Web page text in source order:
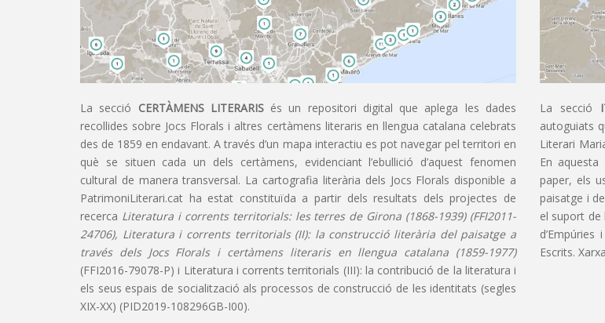
La secció CERTÀMENS LITERARISés un repositori digital que aplega les dades
recollides sobre Jocs Florals i altres certàmens literaris en llengua catalana celebrats
des de 1859 en endavant. A través d’un mapa interactiu es pot navegar pel territori en
què se situen cada un dels certàmens, evidenciant l’ebullició d’aquest fenomen
cultural de manera transversal. La cartografia literària dels Jocs Florals disponible a
PatrimoniLiterari.cat ha estat constituïda a partir dels resultats dels projectes de
recerca Literatura i corrents territorials: les terres de Girona (1868-1939) (FFI2011-
24706), Literatura i corrents territorials (II): la construcció literària del paisatge a
través dels Jocs Florals i certàmens literaris en llengua catalana (1859-1977)
(FFI2016-79078-P) i Literatura i corrents territorials (III): la contribució de la literatura i
els seus espais de socialització als processos de construcció de les identitats (segles
XIX-XX) (PID2019-108296GB-I00).
La secció
autoguiats
Literari
En
paper, els
paisatge i
el suport de
Escrits.